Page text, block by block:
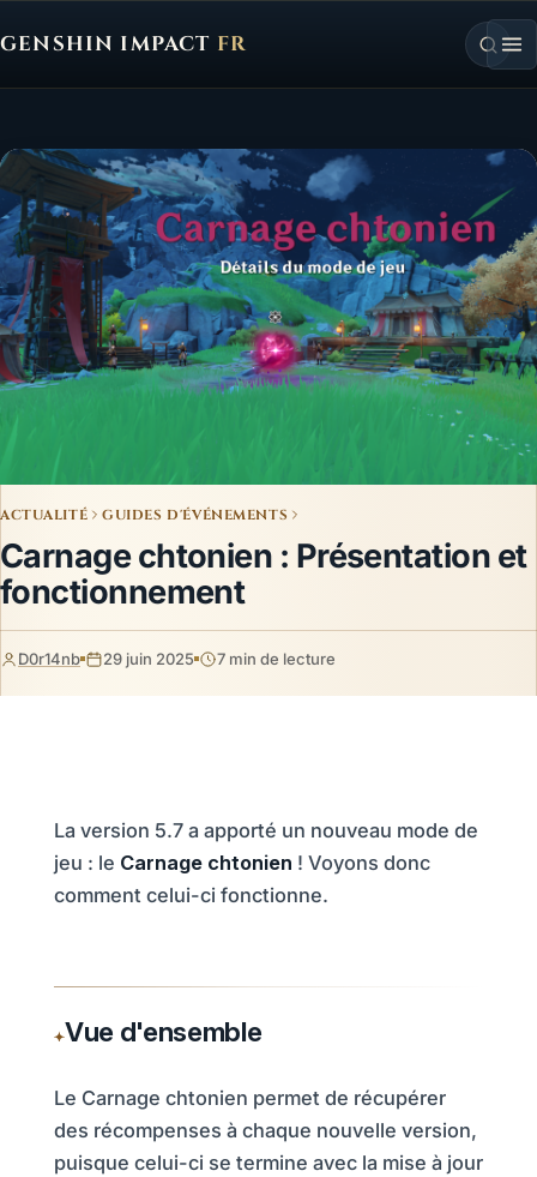
GENSHIN IMPACT FR
Genshin Impact FR, retour à l'accueil
ACTUALITÉ GUIDES D'ÉVÉNEMENTS
Carnage chtonien : Présentation et
fonctionnement
D0r14nb 29 juin 2025 7 min de lecture
La version 5.7 a apporté un nouveau mode de
jeu : le Carnage chtonien ! Voyons donc
comment celui-ci fonctionne.
Vue d'ensemble
Le Carnage chtonien permet de récupérer
des récompenses à chaque nouvelle version,
puisque celui-ci se termine avec la mise à jour